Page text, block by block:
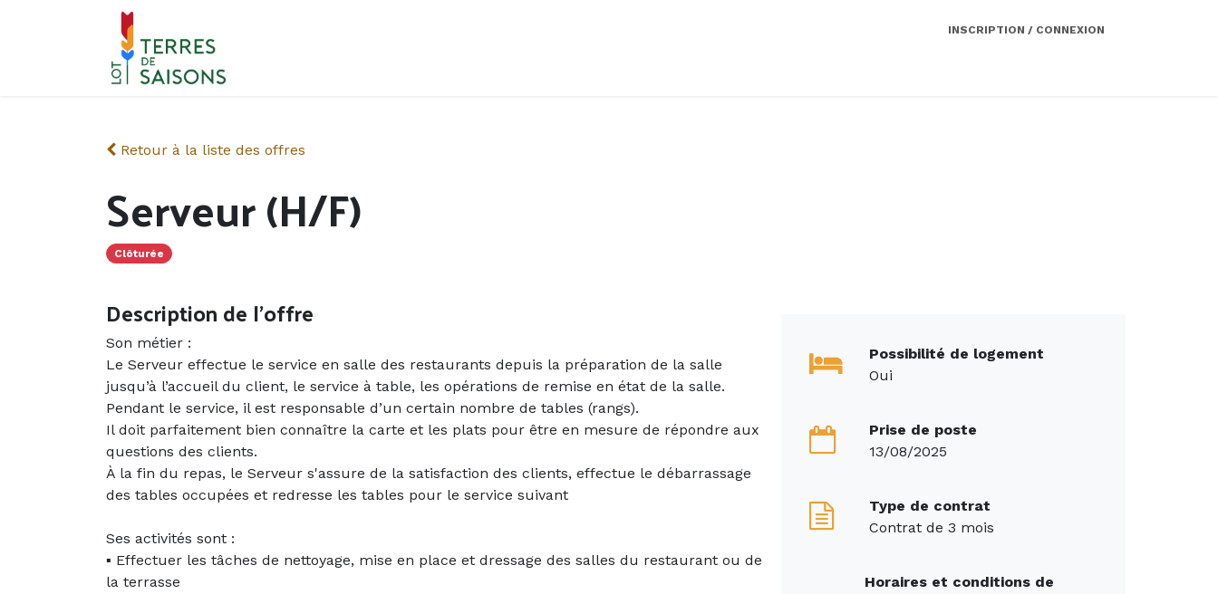
Se rendre au contenu
INSCRIPTION / CONNEXION
Retour à la liste des offres
Serveur (H/F)
Clôturée
Description de l'offre
Son métier :
Le Serveur effectue le service en salle des restaurants depuis la préparation de la salle
jusqu’à l’accueil du client, le service à table, les opérations de remise en état de la salle.
Pendant le service, il est responsable d’un certain nombre de tables (rangs).
Il doit parfaitement bien connaître la carte et les plats pour être en mesure de répondre aux
questions des clients.
À la fin du repas, le Serveur s'assure de la satisfaction des clients, effectue le débarrassage
des tables occupées et redresse les tables pour le service suivant
Ses activités sont :
▪ Effectuer les tâches de nettoyage, mise en place et dressage des salles du restaurant ou de
la terrasse
Possibilité de logement
Oui
Prise de poste
13/08/2025
Type de contrat
Contrat de 3 mois
Horaires et conditions de